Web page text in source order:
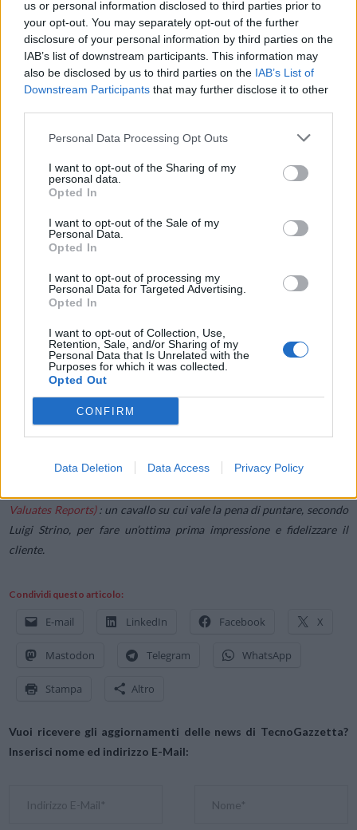
us or personal information disclosed to third parties prior to
your opt-out. You may separately opt-out of the further
disclosure of your personal information by third parties on the
IAB’s list of downstream participants. This information may
also be disclosed by us to third parties on the IAB’s List of
Downstream Participants that may further disclose it to other
Personal Data Processing Opt Outs
I want to opt-out of the Sharing of my
personal data.
Opted In
I want to opt-out of the Sale of my
Personal Data.
Opted In
I want to opt-out of processing my
Personal Data for Targeted Advertising.
Opted In
I want to opt-out of Collection, Use,
Retention, Sale, and/or Sharing of my
Personal Data that Is Unrelated with the
Purposes for which it was collected.
Opted Out
CONFIRM
Data Deletion Data Access Privacy Policy
del venditore: il72% delle personedesidera avereinformazioni
chiare sui metodi di consegna, l‘80% valuta positivamente il tracking
onlinee il75% che gradisce ricevere un smsquando il pacco è in
dirittura di arrivo. Un grande plus è dato dalla
possibilità di
68% addirittura l’orario.(dati imrg)
Un sentimento del genere da parte dei consumatori è comprensibile
di offrire la più alta capacità di personalizzazione con consegne in
cui data e orario possono essere programmati per fascia oraria
anche entro un’ora dall’acquisto. Il cliente ha anche a disposizione il
tracking in tempo reale, restando in contatto con il pony a cui viene
affidata la spedizione, grazie anche alle notifiche di prossimità:
secondo Capgemnini il 55% delle persone si fidelizza a un e-
commerce se è in grado di garantire consegne in due ore o meno, ma
solo il 19% delle aziende è in grado di offrire questa possibilità
La logistica dell’ultimo miglio, per la sua importanza e la sua
un’azienda (41%). Il mercato di settore nel 2020valeva 39,6 miliardi
Valuates Reports): un cavallo su cui vale la pena di puntare, secondo
Luigi Strino, per fare un’ottima prima impressione e fidelizzare il
cliente.
Condividi questo articolo:
E-mail LinkedIn Facebook X
Mastodon Telegram WhatsApp
Stampa Altro
Vuoi ricevere gli aggiornamenti delle news di TecnoGazzetta?
Inserisci nome ed indirizzo E-Mail: